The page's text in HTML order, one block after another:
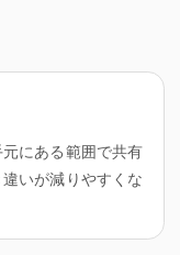
にある範囲で共有
いが減りやすくな